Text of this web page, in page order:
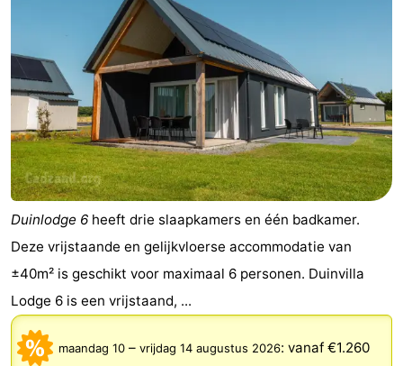
Duinlodge 6 heeft drie slaapkamers en één badkamer.
Deze vrijstaande en gelijkvloerse accommodatie van
±40m² is geschikt voor maximaal 6 personen. Duinvilla
Lodge 6 is een vrijstaand, ...
maandag 10 – vrijdag 14 augustus 2026: vanaf €1.260